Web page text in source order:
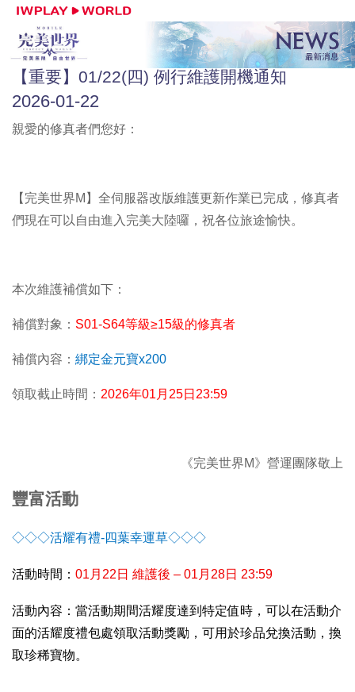
【重要】01/22(四) 例行維護開機通知
2026-01-22
親愛的修真者們您好：
【完美世界M】全伺服器改版維護更新作業已完成，修真者
們現在可以自由進入完美大陸囉，祝各位旅途愉快。
本次維護補償如下：
補償對象： S01-S64等級≥15級的修真者
補償內容： 綁定金元寶x200
領取截止時間： 2026年01月25日23:59
《完美世界M》營運團隊敬上
豐富活動
◇◇◇活耀有禮-四葉幸運草◇◇◇
活動時間： 01 月22日 維護後 – 01月28日 23:59
活動內容：當活動期間活耀度達到特定值時，可以在活動介
面的活耀度禮包處領取活動獎勵，可用於珍品兌換活動，換
取珍稀寶物。